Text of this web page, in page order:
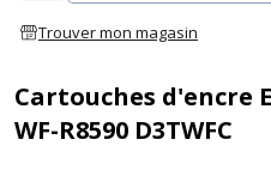
Trouver mon magasin
Cartouches d'encre
WF-R8590 D3TWFC